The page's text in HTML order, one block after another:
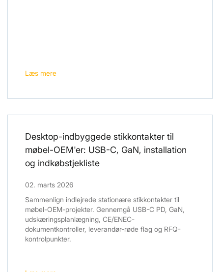
Læs mere
Desktop-indbyggede stikkontakter til
møbel-OEM'er: USB-C, GaN, installation
og indkøbstjekliste
02. marts 2026
Sammenlign indlejrede stationære stikkontakter til
møbel-OEM-projekter. Gennemgå USB-C PD, GaN,
udskæringsplanlægning, CE/ENEC-
dokumentkontroller, leverandør-røde flag og RFQ-
kontrolpunkter.